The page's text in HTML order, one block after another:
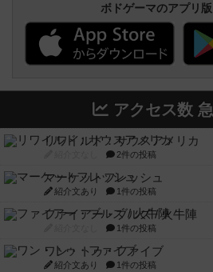
ボドゲーマのアプリ
アクセス数
リワイルド：サウスアメリカ
2件の投稿
マーケットフレッシュ
紹介文あり 1件の投稿
ファイアー・ブルズ / 火牛陣
1件の投稿
ワン・トゥ・ファイブ
紹介文あり 1件の投稿